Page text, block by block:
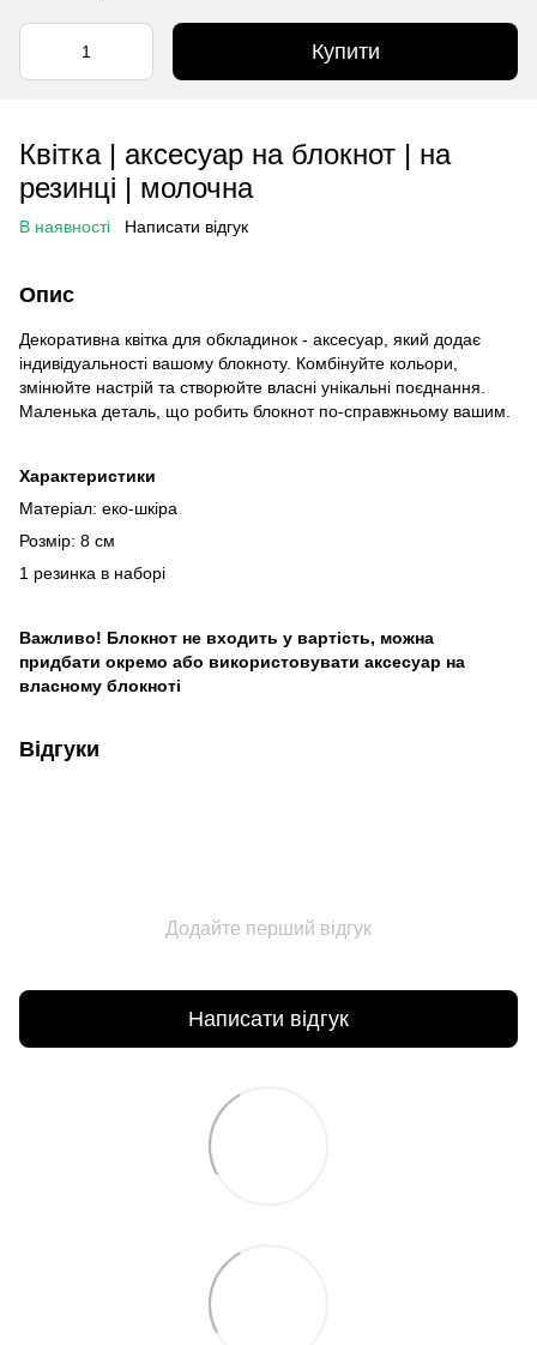
Купити
Квітка | аксесуар на блокнот | на
резинці | молочна
В наявності Написати відгук
Опис
Декоративна квітка для обкладинок - аксесуар, який додає
індивідуальності вашому блокноту. Комбінуйте кольори,
змінюйте настрій та створюйте власні унікальні поєднання.
Маленька деталь, що робить блокнот по-справжньому вашим.
Характеристики
Матеріал: еко-шкіра
Розмір: 8 см
1 резинка в наборі
Важливо! Блокнот не входить у вартість, можна
придбати окремо або використовувати аксесуар на
власному блокноті
Відгуки
Додайте перший відгук
Написати відгук